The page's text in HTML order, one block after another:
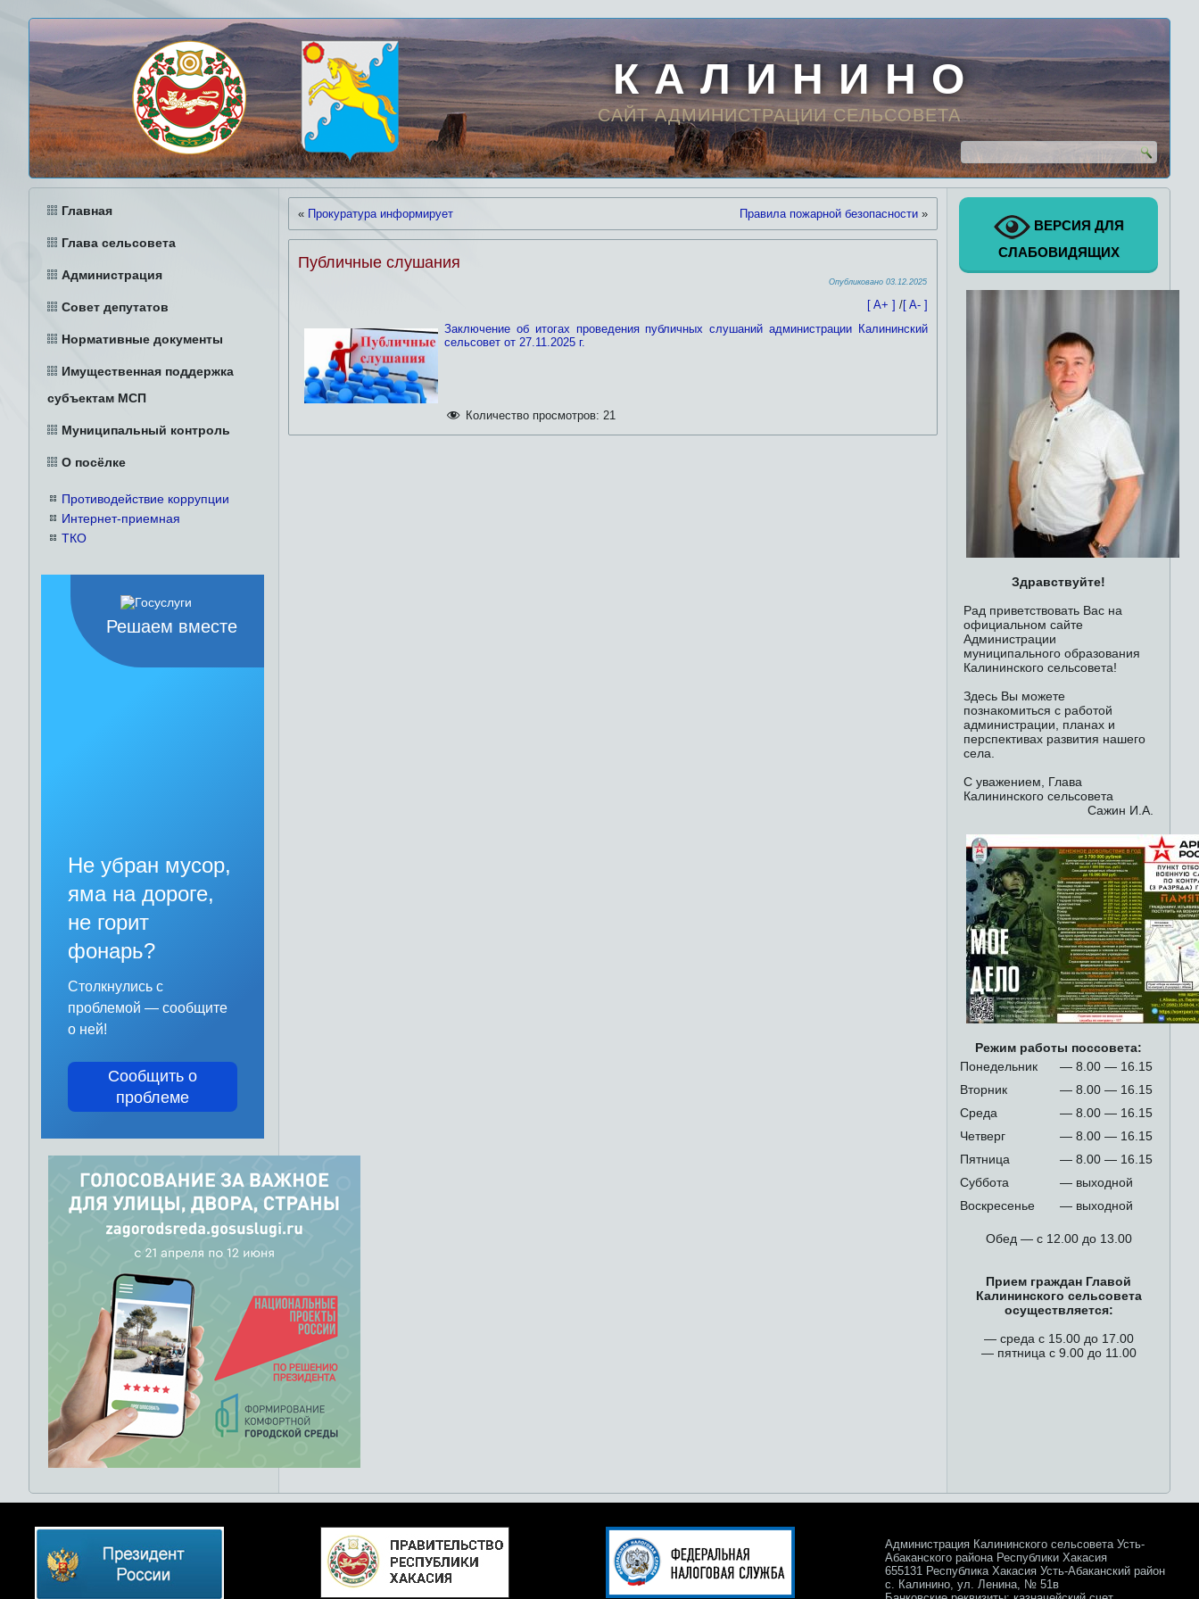
К А Л И Н И Н О
САЙТ АДМИНИСТРАЦИИ СЕЛЬСОВЕТА
Главная
Глава сельсовета
Администрация
Совет депутатов
Нормативные документы
Имущественная поддержка
субъектам МСП
Муниципальный контроль
О посёлке
Противодействие коррупции
Интернет-приемная
ТКО
Решаем вместе
Не убран мусор,
яма на дороге,
не горит
фонарь?
Столкнулись с
проблемой — сообщите
о ней!
Сообщить о
проблеме
« Прокуратура информирует Правила пожарной безопасности »
Публичные слушания
Опубликовано 03.12.2025
[ A+ ] /[ A- ]
Заключение об итогах проведения публичных слушаний администрации Калининский
сельсовет от 27.11.2025 г.
Количество просмотров: 21
ВЕРСИЯ ДЛЯ
СЛАБОВИДЯЩИХ
Здравствуйте!
Рад приветствовать Вас на
официальном сайте
Администрации
муниципального образования
Калининского сельсовета!
Здесь Вы можете
познакомиться с работой
администрации, планах и
перспективах развития нашего
села.
С уважением, Глава
Калининского сельсовета
Сажин И.А.
Режим работы поссовета:
Понедельник
— 8.00 — 16.15
Вторник
— 8.00 — 16.15
Среда
— 8.00 — 16.15
Четверг
— 8.00 — 16.15
Пятница
— 8.00 — 16.15
Суббота
— выходной
Воскресенье
— выходной
Обед — с 12.00 до 13.00
Прием граждан Главой
Калининского сельсовета
осуществляется:
— среда с 15.00 до 17.00
— пятница с 9.00 до 11.00
Администрация Калининского сельсовета Усть-
Абаканского района Республики Хакасия
655131 Республика Хакасия Усть-Абаканский район
с. Калинино, ул. Ленина, № 51в